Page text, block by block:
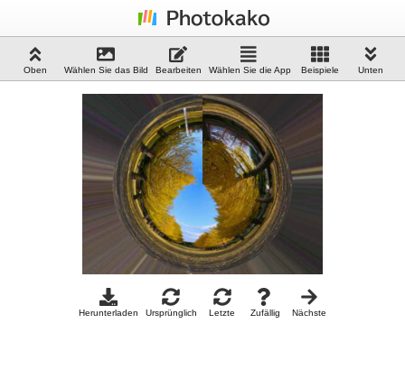
Oben Wählen Sie das Bild Bearbeiten Wählen Sie die App Beispiele Unten
Herunterladen Ursprünglich Letzte Zufällig Nächste